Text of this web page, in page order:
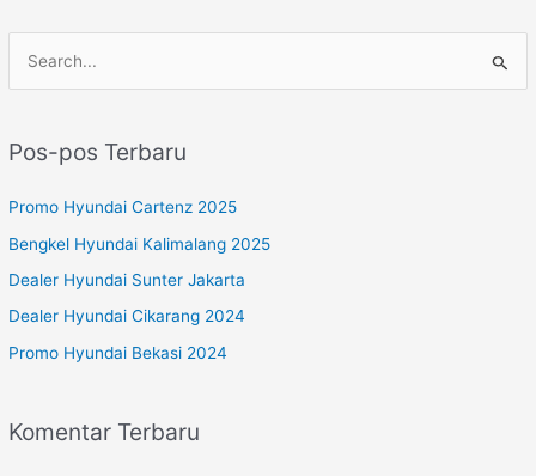
i
u
k
:
Pos-pos Terbaru
Promo Hyundai Cartenz 2025
Bengkel Hyundai Kalimalang 2025
Dealer Hyundai Sunter Jakarta
Dealer Hyundai Cikarang 2024
Promo Hyundai Bekasi 2024
Komentar Terbaru